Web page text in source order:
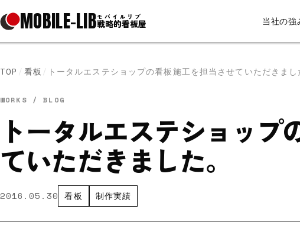
MOBILE-LIBモバイルリブ
戦略的看板屋 当社の強
TOP / 看板 / トータルエステショップの看板施工を担当させていただきまし
WORKS / BLOG
トータルエステショップ
ていただきました。
2016.05.30 看板 制作実績